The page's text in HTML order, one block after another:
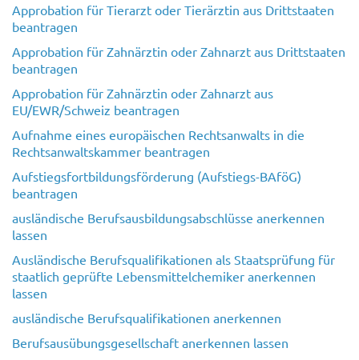
Approbation für Tierarzt oder Tierärztin aus Drittstaaten
beantragen
Approbation für Zahnärztin oder Zahnarzt aus Drittstaaten
beantragen
Approbation für Zahnärztin oder Zahnarzt aus
EU/EWR/Schweiz beantragen
Aufnahme eines europäischen Rechtsanwalts in die
Rechtsanwaltskammer beantragen
Aufstiegsfortbildungsförderung (Aufstiegs-BAföG)
beantragen
ausländische Berufsausbildungsabschlüsse anerkennen
lassen
Ausländische Berufsqualifikationen als Staatsprüfung für
staatlich geprüfte Lebensmittelchemiker anerkennen
lassen
ausländische Berufsqualifikationen anerkennen
Berufsausübungsgesellschaft anerkennen lassen